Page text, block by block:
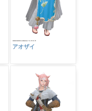
アオザイ